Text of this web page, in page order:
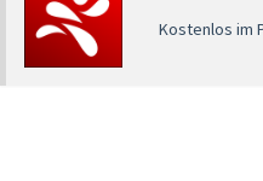
Kostenlos im